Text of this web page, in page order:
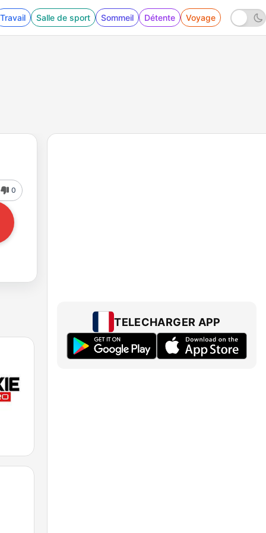
Travail Salle de sport Sommeil Détente Voyage
0
TELECHARGER APP